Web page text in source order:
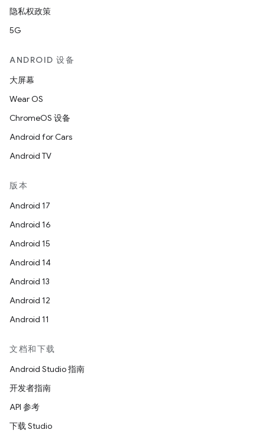
隐私权政策
5G
ANDROID 设备
大屏幕
Wear OS
ChromeOS 设备
Android for Cars
Android TV
版本
Android 17
Android 16
Android 15
Android 14
Android 13
Android 12
Android 11
文档和下载
Android Studio 指南
开发者指南
API 参考
下载 Studio